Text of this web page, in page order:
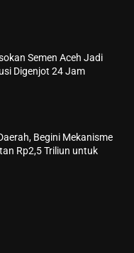
Semen Aceh Jadi
Digenjot 24 Jam
Begini Mekanisme
Rp2,5 Triliun untuk